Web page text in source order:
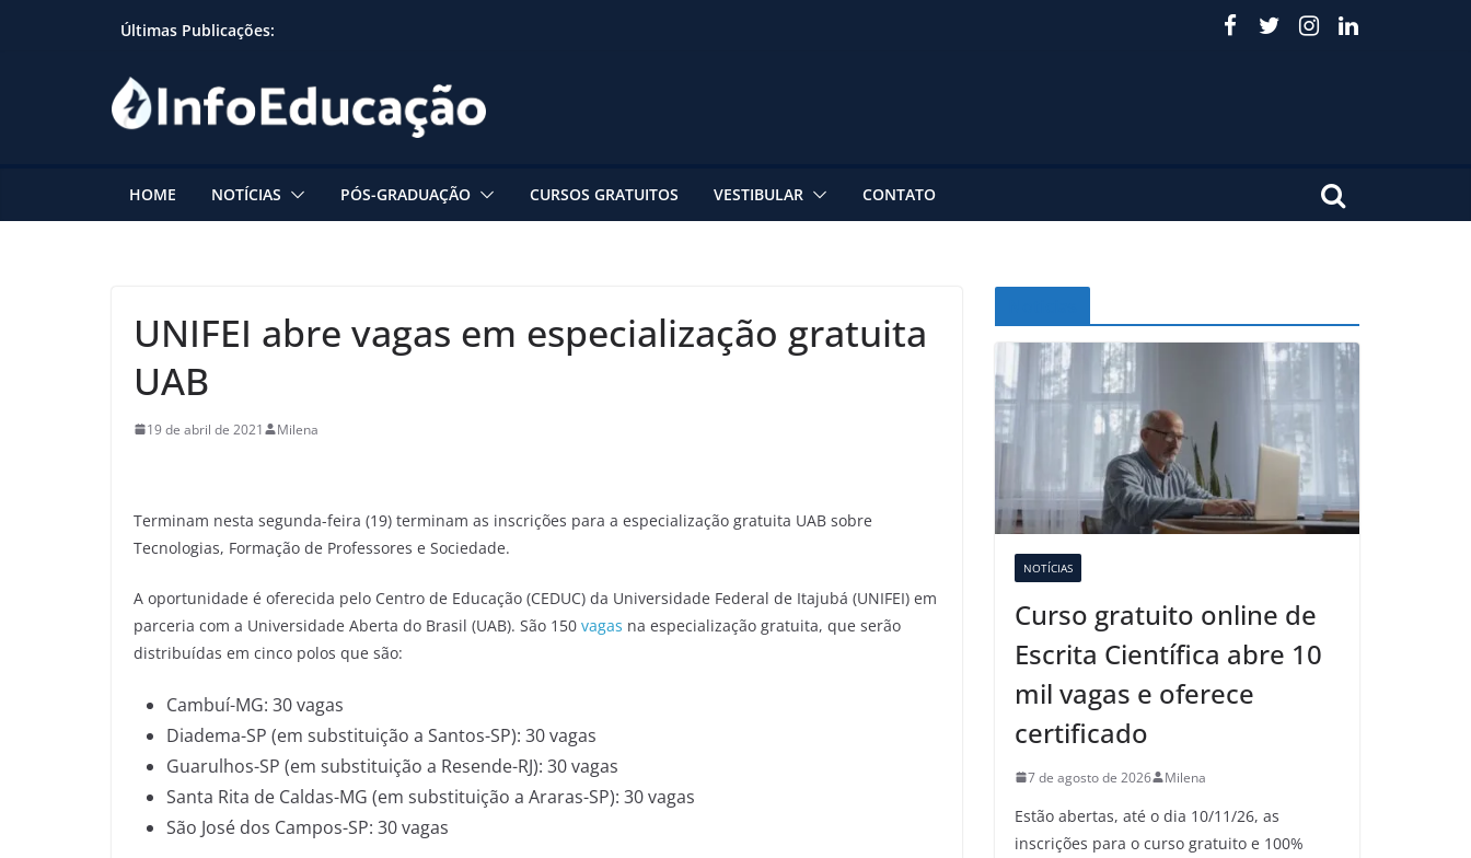
Últimas Publicações:
HOME NOTÍCIAS PÓS-GRADUAÇÃO CURSOS GRATUITOS VESTIBULAR CONTATO
UNIFEI abre vagas em especialização gratuita
UAB
19 de abril de 2021 Milena
Terminam nesta segunda-feira (19) terminam as inscrições para a especialização gratuita UAB sobre
Tecnologias, Formação de Professores e Sociedade.
A oportunidade é oferecida pelo Centro de Educação (CEDUC) da Universidade Federal de Itajubá (UNIFEI) em
parceria com a Universidade Aberta do Brasil (UAB). São 150 vagas na especialização gratuita, que serão
distribuídas em cinco polos que são:
Cambuí-MG: 30 vagas
Diadema-SP (em substituição a Santos-SP): 30 vagas
Guarulhos-SP (em substituição a Resende-RJ): 30 vagas
Santa Rita de Caldas-MG (em substituição a Araras-SP): 30 vagas
São José dos Campos-SP: 30 vagas
NOTÍCIAS
Curso gratuito online de
Escrita Científica abre 10
mil vagas e oferece
certificado
7 de agosto de 2026 Milena
Estão abertas, até o dia 10/11/26, as
inscrições para o curso gratuito e 100%